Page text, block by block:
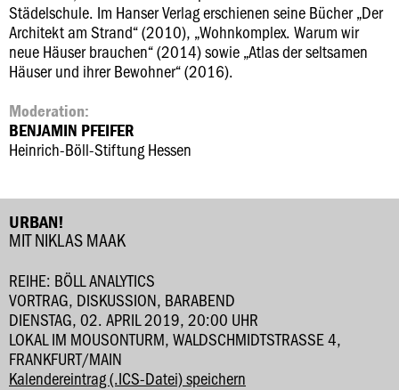
Städelschule. Im Hanser Verlag erschienen seine Bücher „Der
Architekt am Strand“ (2010), „Wohnkomplex. Warum wir
neue Häuser brauchen“ (2014) sowie „Atlas der seltsamen
Häuser und ihrer Bewohner“ (2016).
Moderation:
BENJAMIN PFEIFER
Heinrich-Böll-Stiftung Hessen
URBAN!
MIT NIKLAS MAAK
REIHE: BÖLL ANALYTICS
VORTRAG, DISKUSSION, BARABEND
DIENSTAG, 02. APRIL 2019, 20:00 UHR
LOKAL IM MOUSONTURM, WALDSCHMIDTSTRASSE 4, F
RANKFURT/MAIN
Kalendereintrag (.ICS-Datei) speichern